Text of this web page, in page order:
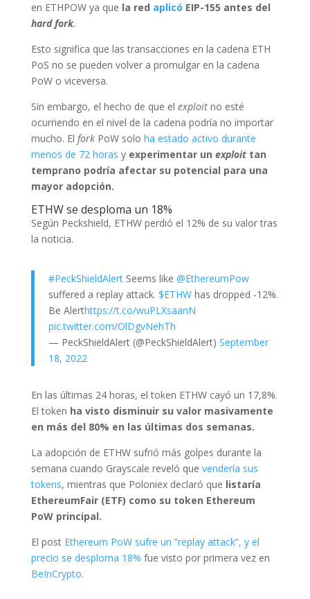
en ETHPOW ya que la red aplicó EIP-155 antes del
hard fork.
Esto significa que las transacciones en la cadena ETH
PoS no se pueden volver a promulgar en la cadena
PoW o viceversa.
Sin embargo, el hecho de que el exploitno esté
ocurriendo en el nivel de la cadena podría no importar
mucho. El forkPoW solo ha estado activo durante
menos de 72 horas y experimentar un exploittan
temprano podría afectar su potencial para una
mayor adopción.
ETHW se desploma un 18%
Según Peckshield, ETHW perdió el 12% de su valor tras
la noticia.
#PeckShieldAlertSeems like @EthereumPow
suffered a replay attack. $ETHWhas dropped -12%.
Be Alerthttps://t.co/wuPLXsaanN
pic.twitter.com/OlDgvNehTh
— PeckShieldAlert (@PeckShieldAlert) September
18, 2022
En las últimas 24 horas, el token ETHW cayó un 17,8%.
El token ha visto disminuir su valor masivamente
en más del 80% en las últimas dos semanas.
La adopción de ETHW sufrió más golpes durante la
semana cuando Grayscale reveló que vendería sus
tokens, mientras que Poloniex declaró que listaría
EthereumFair (ETF) como su token Ethereum
PoW principal.
El post Ethereum PoW sufre un “replay attack”, y el
precio se desploma 18% fue visto por primera vez en
BeInCrypto.